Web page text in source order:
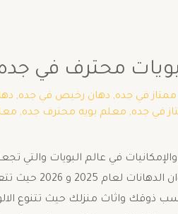
في جده
ممتاز في جده, دهان رخيص في جده,
في جده, معلم بويه محترف جده,
في عالم البويات والتي
للحوائط و أيضا الخارجي
واثاث منزلك حيث تتنوع